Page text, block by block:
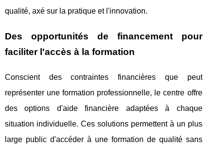
qualité, axé sur la pratique et l'innovation.
Des opportunités de financement pour
faciliter l'accès à la formation
Conscient des contraintes financières que peut
représenter une formation professionnelle, le centre offre
des options d'aide financière adaptées à chaque
situation individuelle. Ces solutions permettent à un plus
large public d'accéder à une formation de qualité sans